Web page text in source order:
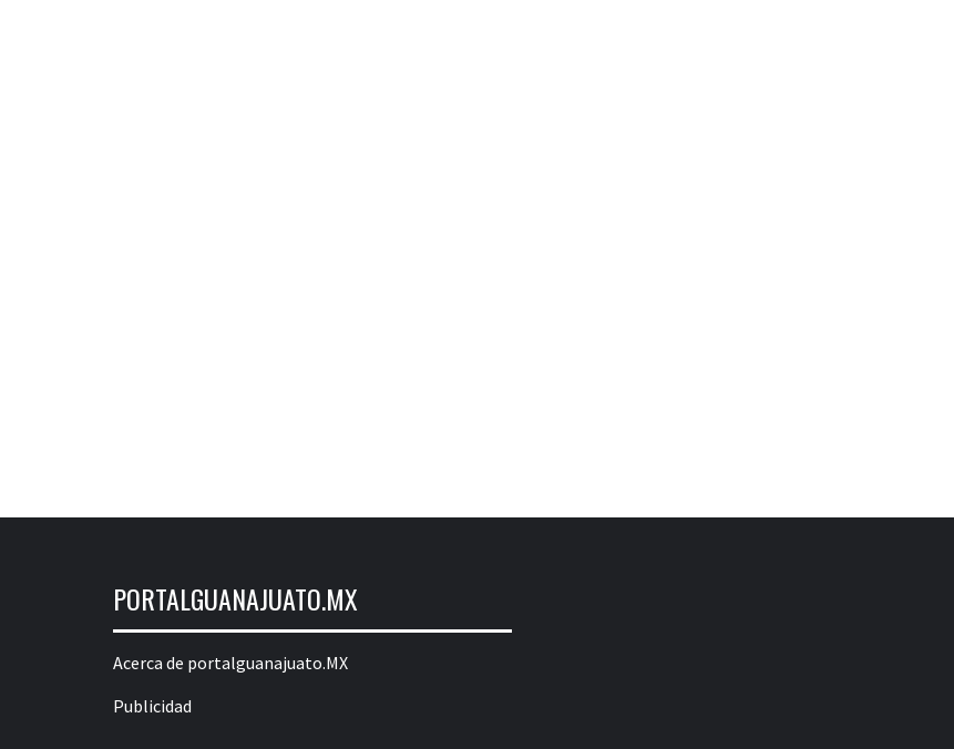
PORTALGUANAJUATO.MX
Acerca de portalguanajuato.MX
Publicidad